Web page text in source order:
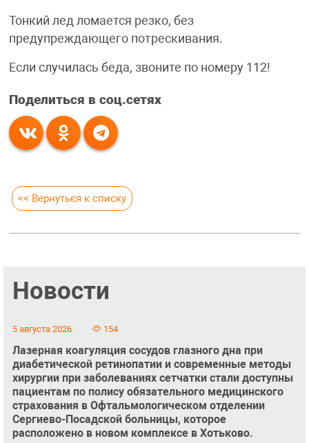
Тонкий лед ломается резко, без
предупреждающего потрескивания.
Если случилась беда, звоните по номеру 112!
Поделиться в соц.сетях
<< Вернуться к списку
Новости
5 августа 2026 154
Лазерная коагуляция сосудов глазного дна при
диабетической ретинопатии и современные методы
хирургии при заболеваниях сетчатки стали доступны
пациентам по полису обязательного медицинского
страхования в Офтальмологическом отделении
Сергиево-Посадской больницы, которое
расположено в новом комплексе в Хотьково.